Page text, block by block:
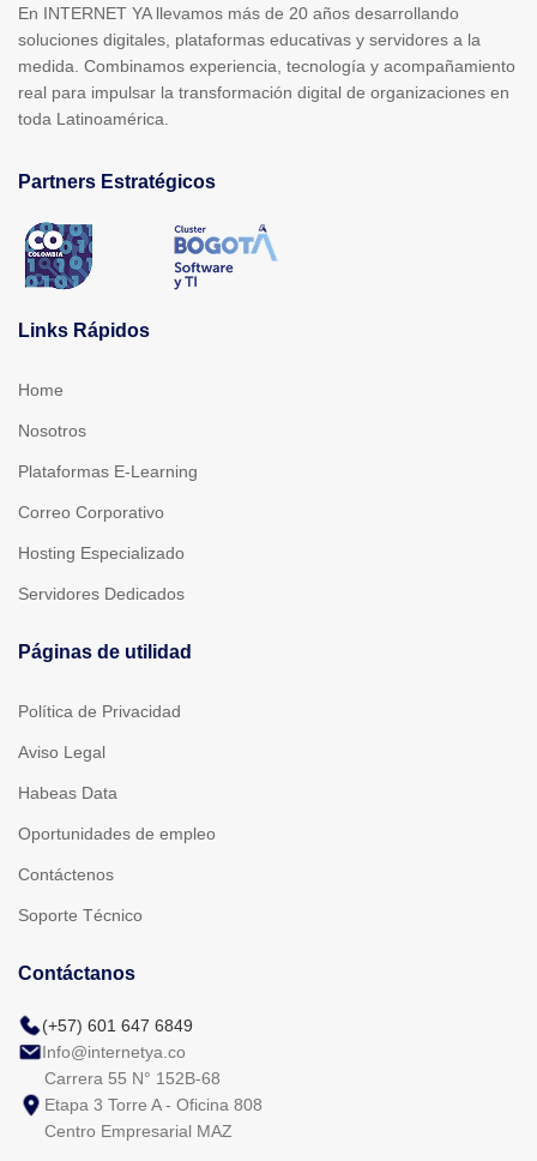
En INTERNET YA llevamos más de 20 años desarrollando
soluciones digitales, plataformas educativas y servidores a la
medida. Combinamos experiencia, tecnología y acompañamiento
real para impulsar la transformación digital de organizaciones en
toda Latinoamérica.
Partners Estratégicos
Links Rápidos
Home
Nosotros
Plataformas E-Learning
Correo Corporativo
Hosting Especializado
Servidores Dedicados
Páginas de utilidad
Política de Privacidad
Aviso Legal
Habeas Data
Oportunidades de empleo
Contáctenos
Soporte Técnico
Contáctanos
(+57) 601 647 6849
Info@internetya.co
Carrera 55 N° 152B-68
Etapa 3 Torre A - Oficina 808
Centro Empresarial MAZ